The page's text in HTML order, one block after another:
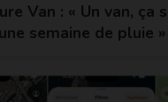
Van : « Un van, ça
semaine de pluie »